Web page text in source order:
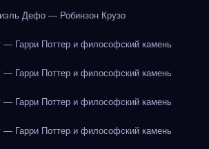
Дефо — Робинзон Крузо
Гарри Поттер и философский камень
Гарри Поттер и философский камень
Гарри Поттер и философский камень
Гарри Поттер и философский камень